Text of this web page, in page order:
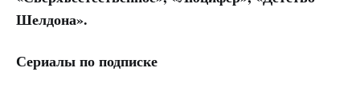
Шелдона».
Сериалы по подписке